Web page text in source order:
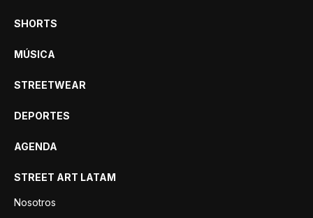
SHORTS
MÚSICA
STREETWEAR
DEPORTES
AGENDA
STREET ART LATAM
Nosotros